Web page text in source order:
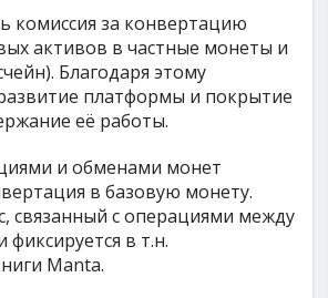
комиссия за конвертацию
активов в частные монеты и
Благодаря этому
платформы и покрытие
её работы.
и обменами монет
в базовую монету.
связанный с операциями между
в т.н.
Manta.